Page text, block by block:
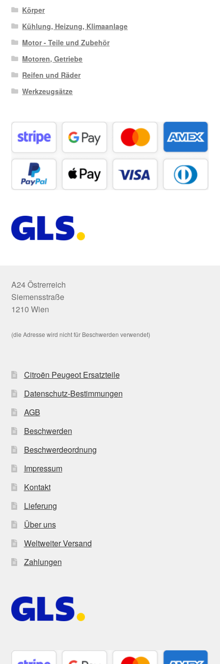
Körper
Kühlung, Heizung, Klimaanlage
Motor - Teile und Zubehör
Motoren, Getriebe
Reifen und Räder
Werkzeugsätze
A24 Östrerreich
Siemensstraße
1210 Wien
(die Adresse wird nicht für Beschwerden verwendet)
Citroën Peugeot Ersatzteile
Datenschutz-Bestimmungen
AGB
Beschwerden
Beschwerdeordnung
Impressum
Kontakt
Lieferung
Über uns
Weltweiter Versand
Zahlungen